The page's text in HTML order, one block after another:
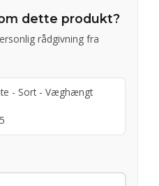
dette produkt?
rådgivning fra
- Sort - Væghængt